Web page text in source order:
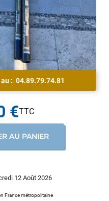
: 04.89.79.74.81
12 Août 2026
France métropolitaine
€
AU PANIER